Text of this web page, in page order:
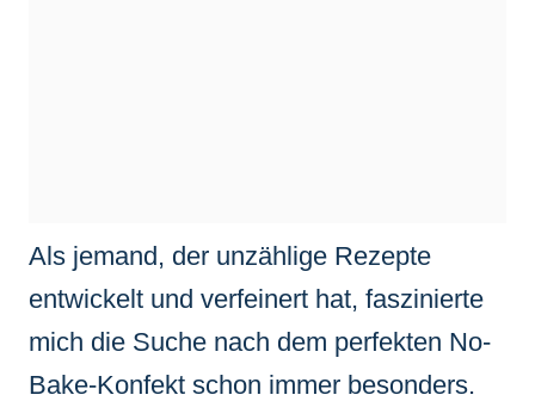
Als jemand, der unzählige Rezepte
entwickelt und verfeinert hat, faszinierte
mich die Suche nach dem perfekten No-
Bake-Konfekt schon immer besonders.